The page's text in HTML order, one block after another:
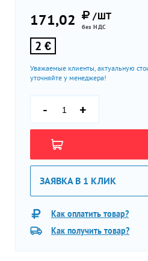
171,02 /ШТ
без НДС
2 €
Уважаемые клиенты, актуальную
уточняйте у менеджера!
- +
ЗАЯВКА В 1 КЛИК
Как оплатить товар?
Как получить товар?